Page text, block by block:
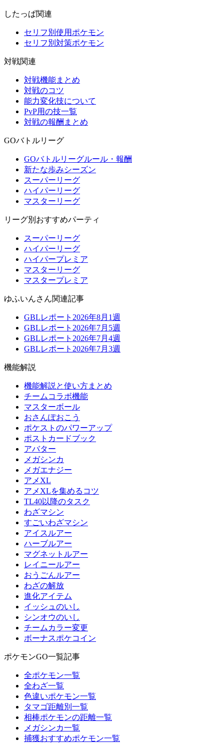
したっぱ関連
セリフ別使用ポケモン
セリフ別対策ポケモン
対戦関連
対戦機能まとめ
対戦のコツ
能力変化技について
PvP用の技一覧
対戦の報酬まとめ
GOバトルリーグ
GOバトルリーグルール・報酬
新たな歩みシーズン
スーパーリーグ
ハイパーリーグ
マスターリーグ
リーグ別おすすめパーティ
スーパーリーグ
ハイパーリーグ
ハイパープレミア
マスターリーグ
マスタープレミア
ゆふいんさん関連記事
GBLレポート2026年8月1週
GBLレポート2026年7月5週
GBLレポート2026年7月4週
GBLレポート2026年7月3週
機能解説
機能解説と使い方まとめ
チームコラボ機能
マスターボール
おさんぽおこう
ポケストのパワーアップ
ポストカードブック
アバター
メガシンカ
メガエナジー
アメXL
アメXLを集めるコツ
TL40以降のタスク
わざマシン
すごいわざマシン
アイスルアー
ハーブルアー
マグネットルアー
レイニールアー
おうごんルアー
わざの解放
進化アイテム
イッシュのいし
シンオウのいし
チームカラー変更
ボーナスポケコイン
ポケモンGO一覧記事
全ポケモン一覧
全わざ一覧
色違いポケモン一覧
タマゴ距離別一覧
相棒ポケモンの距離一覧
メガシンカ一覧
捕獲おすすめポケモン一覧